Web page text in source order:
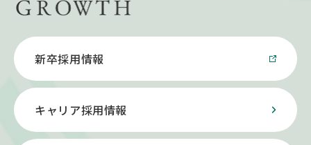
新卒採用情報
キャリア採用情報